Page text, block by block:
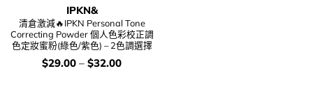
IPKN&
清倉激減🔥IPKN Personal Tone
Correcting Powder 個人色彩校正調
色定妝蜜粉(綠色/紫色) – 2色調選擇
價
$29.00 – $32.00